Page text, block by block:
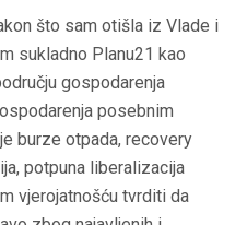
što sam otišla iz Vlade i
sukladno Planu21 kao
gospodarenja
posebnim
burze otpada, recovery
potpuna liberalizacija
vjerojatnošću tvrditi da